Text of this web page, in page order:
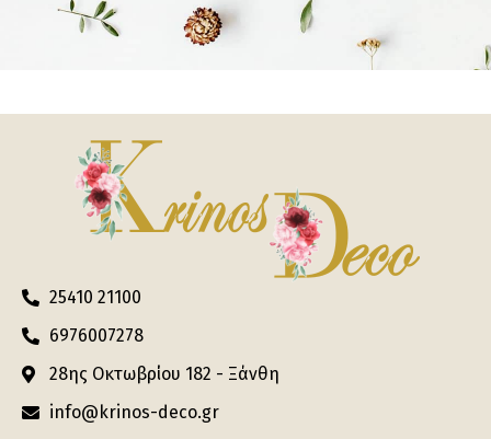
25410 21100
6976007278
28ης Οκτωβρίου 182 - Ξάνθη
info@krinos-deco.gr